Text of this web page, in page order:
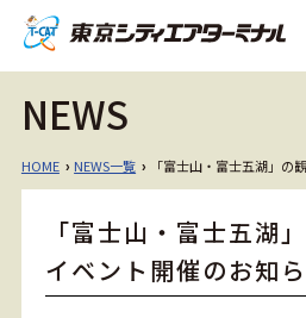
NEWS
HOME › NEWS一覧 › 「富士山・富士五湖」の
「富士山・富士五湖
イベント開催のお知